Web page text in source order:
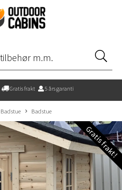
Gratis frakt 5 års garanti
Badstue Badstue
Gratis frakt!